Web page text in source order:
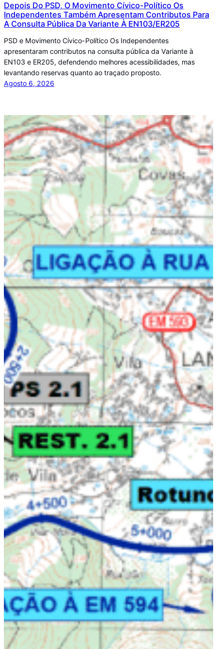
Depois Do PSD, O Movimento Cívico-Político Os
Independentes Também Apresentam Contributos Para
A Consulta Pública Da Variante À EN103/ER205
PSD e Movimento Cívico-Político Os Independentes
apresentaram contributos na consulta pública da Variante à
EN103 e ER205, defendendo melhores acessibilidades, mas
levantando reservas quanto ao traçado proposto.
Agosto 6, 2026